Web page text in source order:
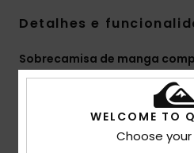
Detalhes e
Sobrecamisa de manga
Código
CaracterísticasWELCOME TO
Choose